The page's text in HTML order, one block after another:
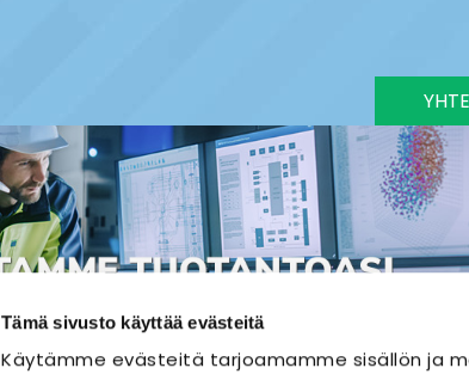
Tämä sivusto käyttää evästeitä
Käytämme evästeitä tarjoamamme sisällön ja